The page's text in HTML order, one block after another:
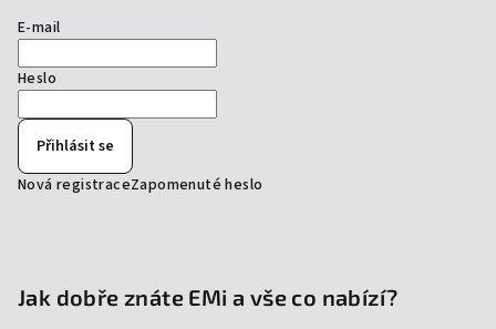
E-mail
Heslo
Přihlásit se
Nová registraceZapomenuté heslo
Jak dobře znáte EMi a vše co nabízí?